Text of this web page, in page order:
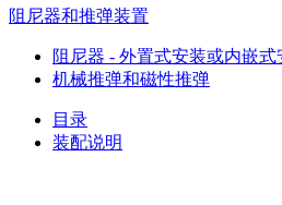
阻尼器和推弹装置
阻尼器 - 外置式安装或内嵌式
机械推弹和磁性推弹
目录
装配说明